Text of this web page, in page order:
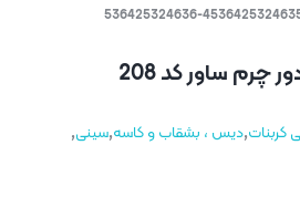
4536425324635-
ساور کد 208
کربنات,دیس ، بشقاب و کاسه,سینی,